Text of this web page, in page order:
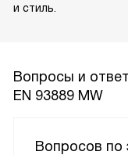
и стиль.
Вопросы и
EN 93889 MW
Вопросов по